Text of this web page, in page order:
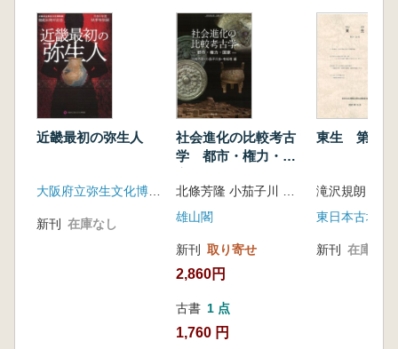
【コラム高地性集落探訪④】高地性遺跡への生
駒山西麓産土器の搬出(西浦 熙)
【コラム高地性集落探訪⑤】北限地の山元遺跡
(滝沢規朗)
金属製品の初期・特異保有をめぐる高地性集落
の諸問題
青銅器の流通と高地性集落(國下多美樹・菊
銅鏡の早期入手と高地性集落(森岡秀人)
鉄器生産と高所,隠れ里の工房群(伊藤宏幸・新
田妃三光)
弥生時代における高所居住選好の要因とその背
景-部族的地域コミュニティー・クラン・リネ
ージの機能の観点から-(溝口孝司)
【コラム高地性集落探訪⑥】塩津丘陵遺跡群
近畿最初の弥生人
大阪府立弥生文化博物館
新刊 在庫なし
社会進化の比較考古
学 都市・権力・国
北條芳隆 小茄子川 歩 有松 唯 編集
雄山閣
新刊 取り寄せ
2,860円
古書 1 点
1,760 円
東生 第9・
滝沢規朗 編
新刊 在庫なし